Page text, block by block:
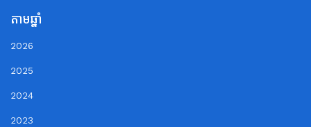
តាមឆ្នាំ
2026
2025
2024
2023